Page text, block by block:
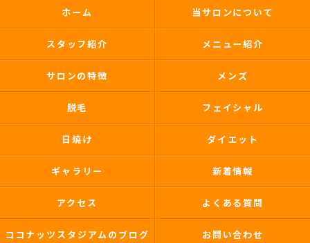
ホーム 当サロンについて
スタッフ紹介 メニュー紹介
サロンの特徴 メンズ
脱毛 フェイシャル
日焼け ダイエット
ギャラリー 新着情報
アクセス よくある質問
ココナッツスタジアムのブログ お問い合わせ